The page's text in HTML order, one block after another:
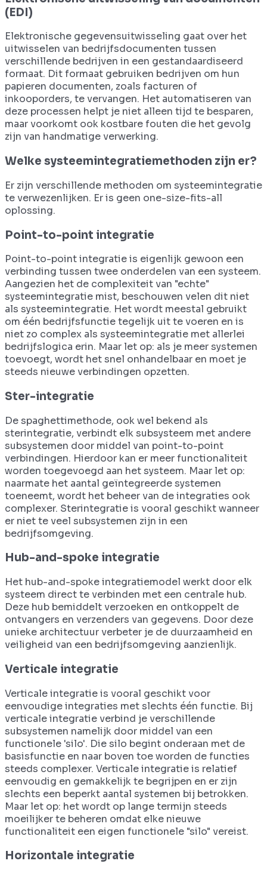
(EDI)
Elektronische gegevensuitwisseling gaat over het
uitwisselen van bedrijfsdocumenten tussen
verschillende bedrijven in een gestandaardiseerd
formaat. Dit formaat gebruiken bedrijven om hun
papieren documenten, zoals facturen of
inkooporders, te vervangen. Het automatiseren van
deze processen helpt je niet alleen tijd te besparen,
maar voorkomt ook kostbare fouten die het gevolg
zijn van handmatige verwerking.
Welke systeemintegratiemethoden zijn er?
Er zijn verschillende methoden om systeemintegratie
te verwezenlijken. Er is geen one-size-fits-all
oplossing.
Point-to-point integratie
Point-to-point integratie is eigenlijk gewoon een
verbinding tussen twee onderdelen van een systeem.
Aangezien het de complexiteit van "echte"
systeemintegratie mist, beschouwen velen dit niet
als systeemintegratie. Het wordt meestal gebruikt
om één bedrijfsfunctie tegelijk uit te voeren en is
niet zo complex als systeemintegratie met allerlei
bedrijfslogica erin. Maar let op: als je meer systemen
toevoegt, wordt het snel onhandelbaar en moet je
steeds nieuwe verbindingen opzetten.
Ster-integratie
De spaghettimethode, ook wel bekend als
sterintegratie, verbindt elk subsysteem met andere
subsystemen door middel van point-to-point
verbindingen. Hierdoor kan er meer functionaliteit
worden toegevoegd aan het systeem. Maar let op:
naarmate het aantal geïntegreerde systemen
toeneemt, wordt het beheer van de integraties ook
complexer. Sterintegratie is vooral geschikt wanneer
er niet te veel subsystemen zijn in een
bedrijfsomgeving.
Hub-and-spoke integratie
Het hub-and-spoke integratiemodel werkt door elk
systeem direct te verbinden met een centrale hub.
Deze hub bemiddelt verzoeken en ontkoppelt de
ontvangers en verzenders van gegevens. Door deze
unieke architectuur verbeter je de duurzaamheid en
veiligheid van een bedrijfsomgeving aanzienlijk.
Verticale integratie
Verticale integratie is vooral geschikt voor
eenvoudige integraties met slechts één functie. Bij
verticale integratie verbind je verschillende
subsystemen namelijk door middel van een
functionele 'silo'. Die silo begint onderaan met de
basisfunctie en naar boven toe worden de functies
steeds complexer. Verticale integratie is relatief
eenvoudig en gemakkelijk te begrijpen en er zijn
slechts een beperkt aantal systemen bij betrokken.
Maar let op: het wordt op lange termijn steeds
moeilijker te beheren omdat elke nieuwe
functionaliteit een eigen functionele "silo" vereist.
Horizontale integratie